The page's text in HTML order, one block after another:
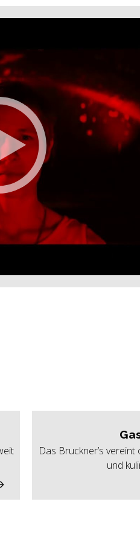
Das Bruckner’s
und